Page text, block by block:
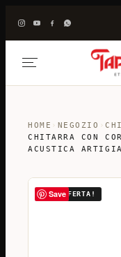
HOME › NEGOZIO ›
CHITARRA CON
ACUSTICA
IN OFFERTA!
Save